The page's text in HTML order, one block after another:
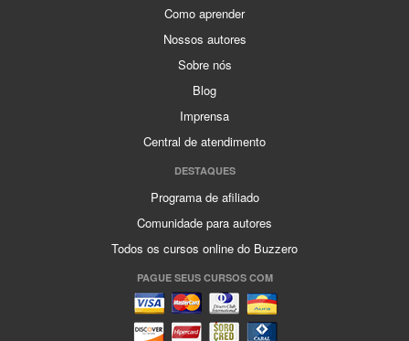
Como aprender
Nossos autores
Sobre nós
Blog
Imprensa
Central de atendimento
DESTAQUES
Programa de afiliado
Comunidade para autores
Todos os cursos online do Buzzero
PAGUE SEUS CURSOS COM